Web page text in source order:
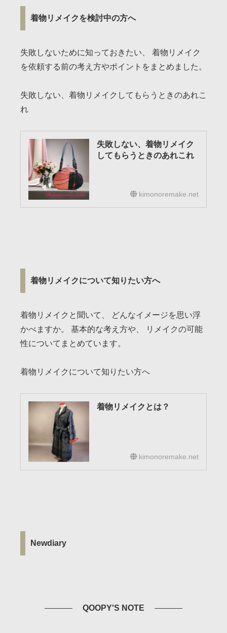
着物リメイクを検討中の方へ
失敗しないために知っておきたい、 着物リメイク
を依頼する前の考え方やポイントをまとめました。
失敗しない、着物リメイクしてもらうときのあれこ
れ
失敗しない、着物リメイク
してもらうときのあれこれ
kimonoremake.net
着物リメイクについて知りたい方へ
着物リメイクと聞いて、 どんなイメージを思い浮
かべますか。 基本的な考え方や、 リメイクの可能
性についてまとめています。
着物リメイクについて知りたい方へ
着物リメイクとは？
kimonoremake.net
Newdiary
QOOPY'S NOTE